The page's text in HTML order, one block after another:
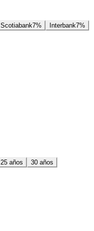
Scotiabank7% Interbank7%
25 años 30 años